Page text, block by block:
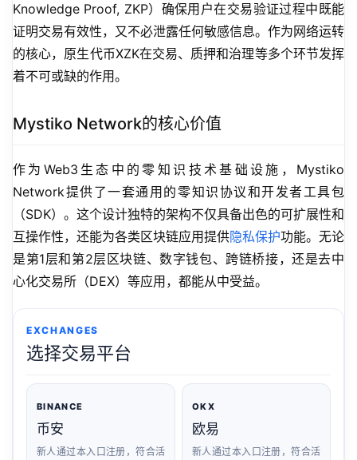
Knowledge Proof, ZKP）确保用户在交易验证过程中既能
证明交易有效性，又不必泄露任何敏感信息。作为网络运转
的核心，原生代币XZK在交易、质押和治理等多个环节发挥
着不可或缺的作用。
Mystiko Network的核心价值
作为Web3生态中的零知识技术基础设施，Mystiko
Network提供了一套通用的零知识协议和开发者工具包
（SDK）。这个设计独特的架构不仅具备出色的可扩展性和
互操作性，还能为各类区块链应用提供隐私保护功能。无论
是第1层和第2层区块链、数字钱包、跨链桥接，还是去中
心化交易所（DEX）等应用，都能从中受益。
EXCHANGES
选择交易平台
BINANCE
币安
新人通过本入口注册，符合活
OKX
欧易
新人通过本入口注册，符合活